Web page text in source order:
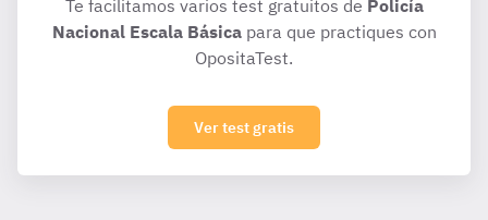
Te facilitamos varios test gratuitos de Policía
Nacional Escala Básicapara que practiques con
OpositaTest.
Ver test gratis